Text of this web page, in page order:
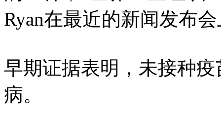
Ryan在最近的新闻发布
早期证据表明，未接种
病。